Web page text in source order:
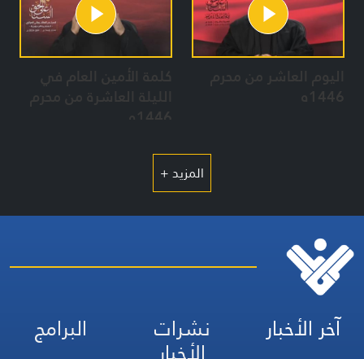
اليوم العاشر من محرم
1446ه
كلمة الأمين العام في
الليلة العاشرة من محرم
1446ه
المزيد +
آخر الأخبار نشرات
البرامج